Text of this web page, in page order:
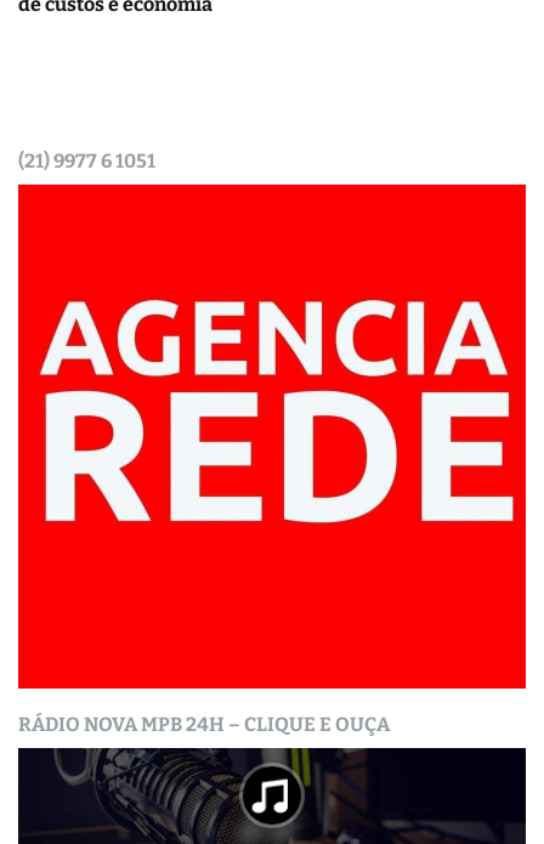
(21) 9977 6 1051
RÁDIO NOVA MPB 24H – CLIQUE E OUÇA